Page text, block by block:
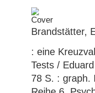
Brandstätter,
: eine
Tests /
78 S. : graph.